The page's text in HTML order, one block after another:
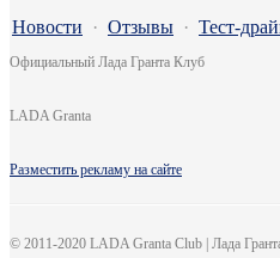
Новости · Отзывы · Тест-
Официальный Лада Гранта Клуб
LADA Granta
Разместить рекламу на сайте
© 2011-2020 LADA Granta Club | Лада